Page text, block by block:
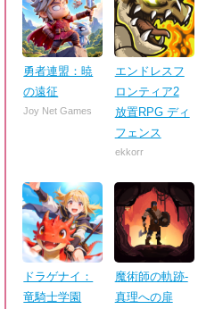
勇者連盟：暁
の遠征
Joy Net Games
エンドレスフ
ロンティア2
放置RPG ディ
フェンス
ekkorr
ドラゲナイ：
竜騎士学園
魔術師の軌跡-
真理への扉